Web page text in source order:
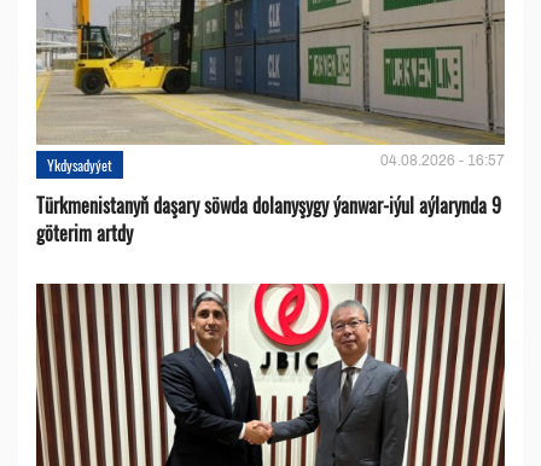
Ykdysadyýet 04.08.2026 - 16:57
Türkmenistanyň daşary söwda dolanyşygy ýanwar-iýul aýlarynda 9
göterim artdy